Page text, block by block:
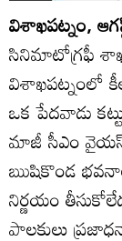
విశాఖపట్నం,
సినిమాటోగ్రఫీ
విశాఖపట్నంలో
ఒక పేదవాడు
మాజీ సీఎం వైయస్
ఋషికొండ
నిర్ణయం
పాలకులు